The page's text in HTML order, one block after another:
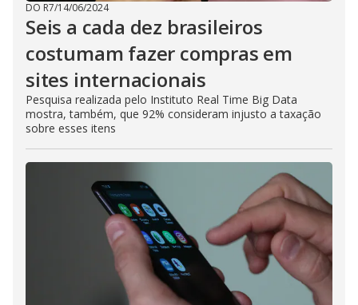
DO R7/14/06/2024
Seis a cada dez brasileiros
costumam fazer compras em
sites internacionais
Pesquisa realizada pelo Instituto Real Time Big Data
mostra, também, que 92% consideram injusto a taxação
sobre esses itens